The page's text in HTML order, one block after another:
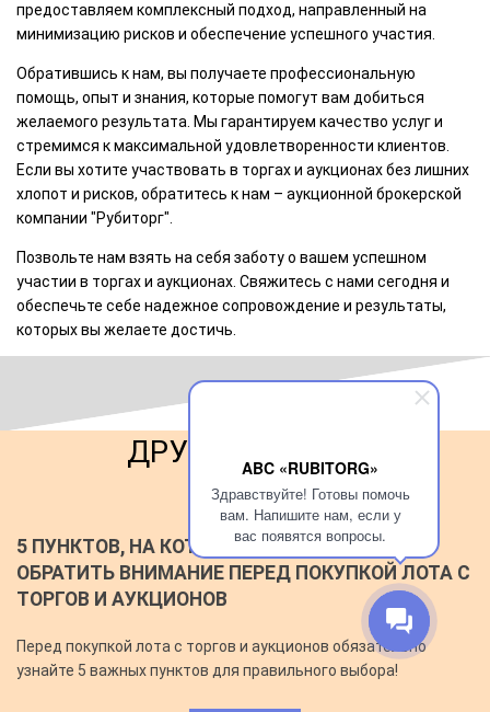
ABC «RUBITORG»
Здравствуйте! Готовы помочь
вам. Напишите нам, если у
вас появятся вопросы.
предоставляем комплексный подход, направленный на
минимизацию рисков и обеспечение успешного участия.
Обратившись к нам, вы получаете профессиональную
помощь, опыт и знания, которые помогут вам добиться
желаемого результата. Мы гарантируем качество услуг и
стремимся к максимальной удовлетворенности клиентов.
Если вы хотите участвовать в торгах и аукционах без лишних
хлопот и рисков, обратитесь к нам – аукционной брокерской
компании "Рубиторг".
Позвольте нам взять на себя заботу о вашем успешном
участии в торгах и аукционах. Свяжитесь с нами сегодня и
обеспечьте себе надежное сопровождение и результаты,
которых вы желаете достичь.
ДРУГИЕ СТАТЬИ
5 ПУНКТОВ, НА КОТОРЫЕ НЕОБХОДИМО
ОБРАТИТЬ ВНИМАНИЕ ПЕРЕД ПОКУПКОЙ ЛОТА С
ТОРГОВ И АУКЦИОНОВ
Перед покупкой лота с торгов и аукционов обязательно
узнайте 5 важных пунктов для правильного выбора!